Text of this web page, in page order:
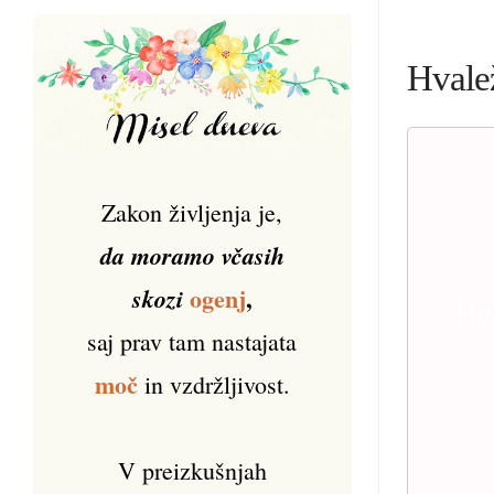
Zakon življenja je,
da moramo včasih
skozi ogenj,
saj prav tam nastajata
močin vzdržljivost.
V preizkušnjah